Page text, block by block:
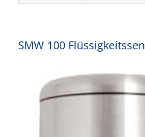
SMW 100